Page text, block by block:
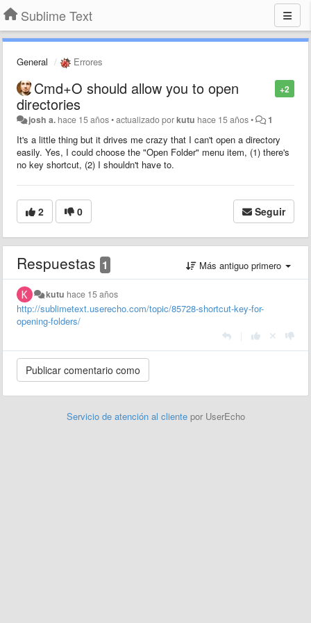
Sublime Text
General Errores
+2
Cmd+O should allow you to open
directories
josh a. hace 15 años•actualizado porkutu hace 15 años• 1
It's a little thing but it drives me crazy that I can't open a directory
easily. Yes, I could choose the "Open Folder" menu item, (1) there's
no key shortcut, (2) I shouldn't have to.
2 0 Seguir
Respuestas 1 Más antiguo primero
kutu hace 15 años
http://sublimetext.userecho.com/topic/85728-shortcut-key-for-
opening-folders/
Servicio de atención al cliente por UserEcho